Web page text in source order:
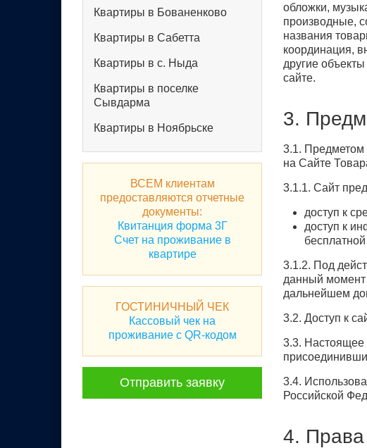
обложки,
производные,
названия
координация,
другие
сайте.
3.
3.1. Предметом
на Сайте
3.1.1. Сайт
доступ к
доступ к
3.1.2. Под
данный
дальнейшем
3.2. Доступ к
3.3. Настоящее
3.4.
Российской
4. Права
Квартиры в Бованенково
Квартиры в Сабетта
Квартиры в с. Ныда
Квартиры в поселке
Сывдарма
Квартиры в Ноябрьске
ВСЕМ клиентам
предоставляются отчетные
документы:
Квитанция форма 3Г
Счет на проживание в
квартире
ГОСТИНИЧНЫЙ ЧЕК
Кассовый чек на
проживание с QR-кодом
Отправить заявку